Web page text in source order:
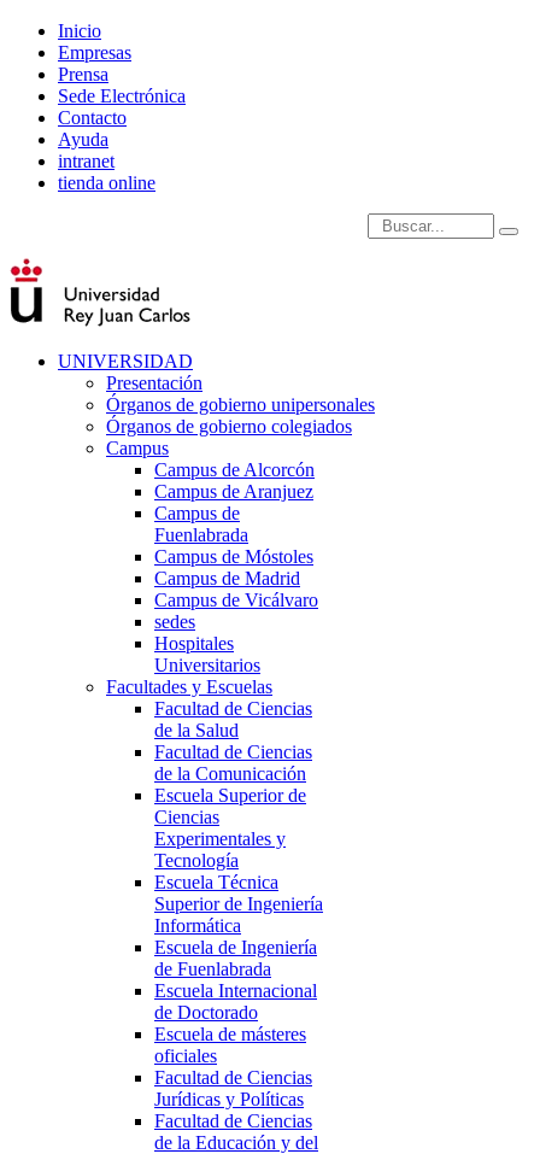
Inicio
Empresas
Prensa
Sede Electrónica
Contacto
Ayuda
intranet
tienda online
Introduce términos de
UNIVERSIDAD
Presentación
Órganos de gobierno unipersonales
Órganos de gobierno colegiados
Campus
Campus de Alcorcón
Campus de Aranjuez
Campus de
Fuenlabrada
Campus de Móstoles
Campus de Madrid
Campus de Vicálvaro
sedes
Hospitales
Universitarios
Facultades y Escuelas
Facultad de Ciencias
de la Salud
Facultad de Ciencias
de la Comunicación
Escuela Superior de
Ciencias
Experimentales y
Tecnología
Escuela Técnica
Superior de Ingeniería
Informática
Escuela de Ingeniería
de Fuenlabrada
Escuela Internacional
de Doctorado
Escuela de másteres
oficiales
Facultad de Ciencias
Jurídicas y Políticas
Facultad de Ciencias
de la Educación y del